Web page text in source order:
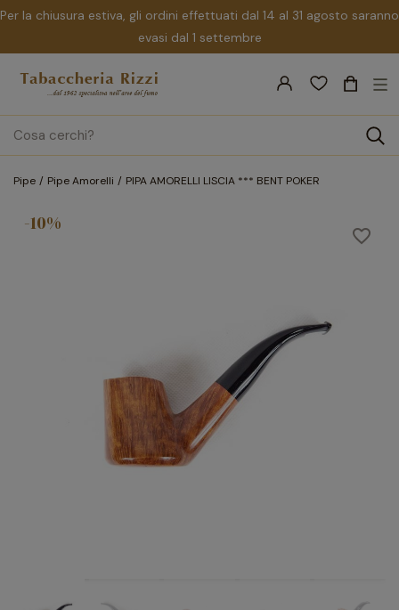
Per la chiusura estiva, gli ordini effettuati dal 14 al 31 agosto saranno
evasi dal 1 settembre
search
☰
Pipe Pipe Amorelli PIPA AMORELLI LISCIA *** BENT POKER
favorite_border
-10%